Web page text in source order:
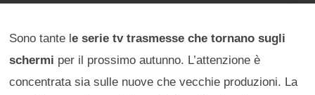
Sono tante le serie tv trasmesse che tornano sugli
schermi per il prossimo autunno. L’attenzione è
concentrata sia sulle nuove che vecchie produzioni. La